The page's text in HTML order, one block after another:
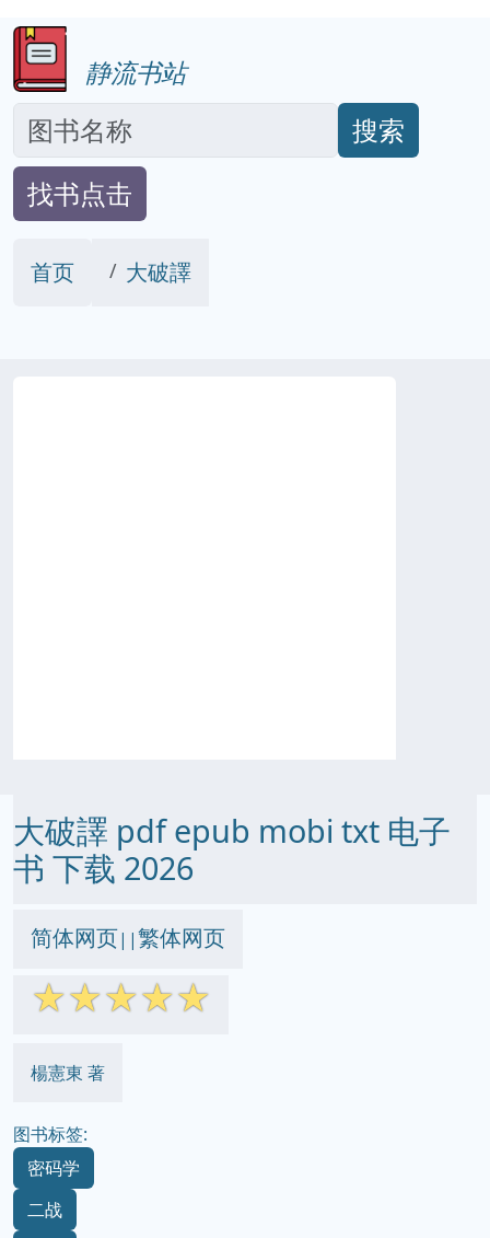
静流书站
搜索
找书点击
首页 大破譯
大破譯 pdf epub mobi txt 电子
书 下载 2026
简体网页||繁体网页
☆☆☆☆☆
楊憲東 著
图书标签:
密码学
二战